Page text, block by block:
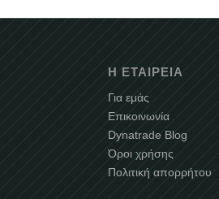
Η ΕΤΑΙΡΕΊΑ
Για εμάς
Επικοινωνία
Dynatrade Blog
Όροι χρήσης
Πολιτική απορρήτου